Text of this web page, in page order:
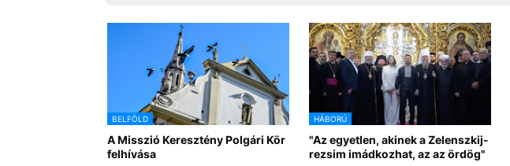
BELFÖLD
A Misszió Keresztény Polgári Kör
felhívása
HÁBORÚ
"Az egyetlen, akinek a Zelenszkij-
rezsim imádkozhat, az az ördög"